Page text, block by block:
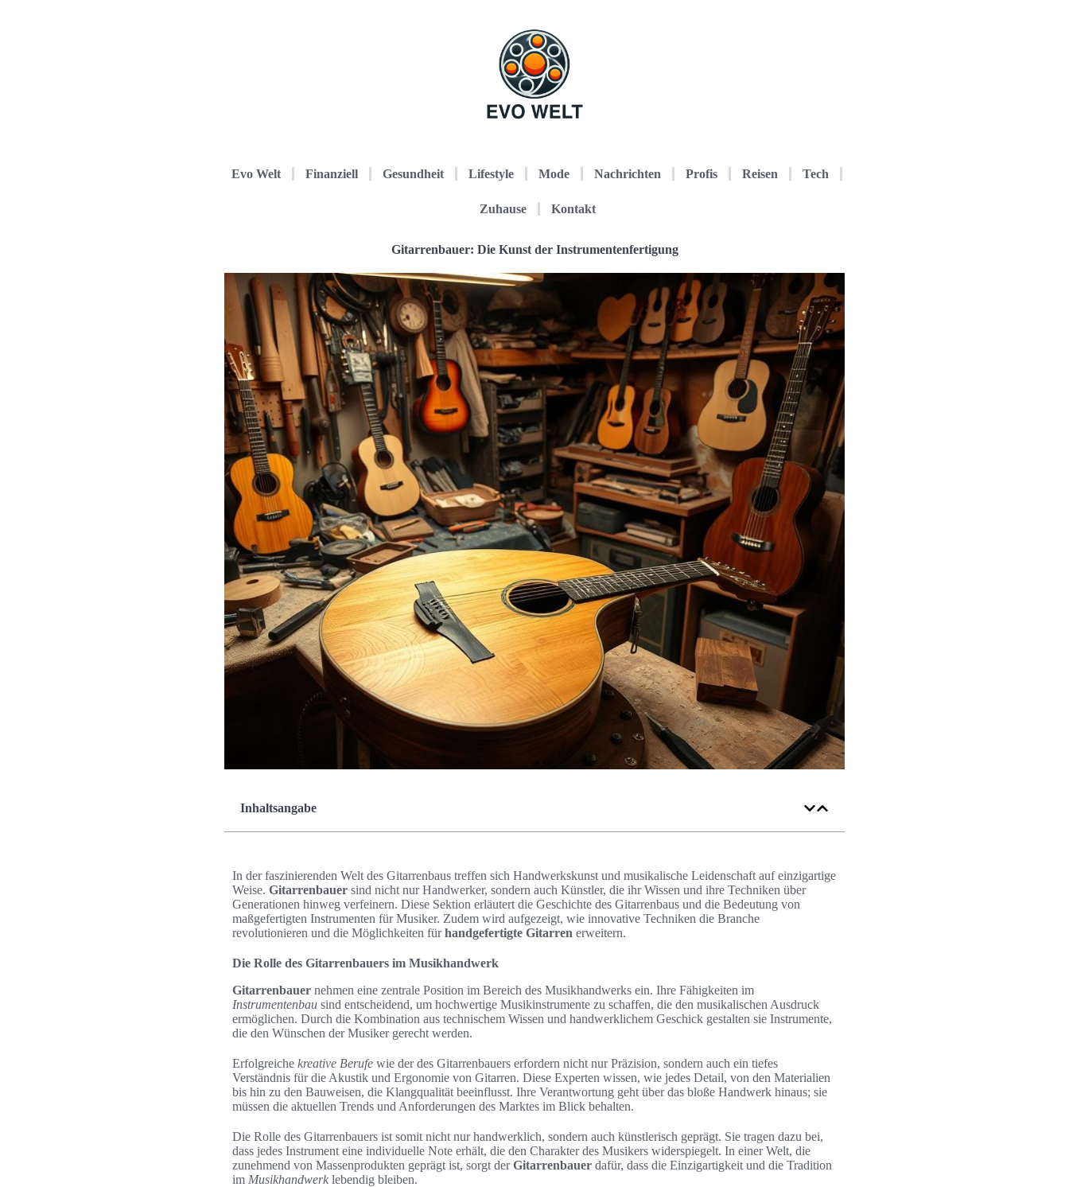
Evo Welt Finanziell Gesundheit Lifestyle Mode Nachrichten Profis Reisen Tech
Zuhause Kontakt
Gitarrenbauer: Die Kunst der Instrumentenfertigung
Inhaltsangabe
In der faszinierenden Welt des Gitarrenbaus treffen sich Handwerkskunst und musikalische Leidenschaft auf einzigartige
Weise. Gitarrenbauer sind nicht nur Handwerker, sondern auch Künstler, die ihr Wissen und ihre Techniken über
Generationen hinweg verfeinern. Diese Sektion erläutert die Geschichte des Gitarrenbaus und die Bedeutung von
maßgefertigten Instrumenten für Musiker. Zudem wird aufgezeigt, wie innovative Techniken die Branche
revolutionieren und die Möglichkeiten fürhandgefertigte Gitarren erweitern.
Die Rolle des Gitarrenbauers im Musikhandwerk
Gitarrenbauer nehmen eine zentrale Position im Bereich des Musikhandwerks ein. Ihre Fähigkeiten im
Instrumentenbau sind entscheidend, um hochwertige Musikinstrumente zu schaffen, die den musikalischen Ausdruck
ermöglichen. Durch die Kombination aus technischem Wissen und handwerklichem Geschick gestalten sie Instrumente,
die den Wünschen der Musiker gerecht werden.
Erfolgreiche kreative Berufe wie der des Gitarrenbauers erfordern nicht nur Präzision, sondern auch ein tiefes
Verständnis für die Akustik und Ergonomie von Gitarren. Diese Experten wissen, wie jedes Detail, von den Materialien
bis hin zu den Bauweisen, die Klangqualität beeinflusst. Ihre Verantwortung geht über das bloße Handwerk hinaus; sie
müssen die aktuellen Trends und Anforderungen des Marktes im Blick behalten.
Die Rolle des Gitarrenbauers ist somit nicht nur handwerklich, sondern auch künstlerisch geprägt. Sie tragen dazu bei,
dass jedes Instrument eine individuelle Note erhält, die den Charakter des Musikers widerspiegelt. In einer Welt, die
zunehmend von Massenprodukten geprägt ist, sorgt derGitarrenbauer dafür, dass die Einzigartigkeit und die Tradition
im Musikhandwerk lebendig bleiben.